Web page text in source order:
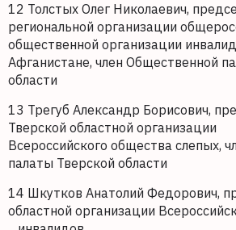
12 Толстых Олег Николаевич,
региональной организации
общественной организации
Афганистане, член Общественной
области
13 Трегуб Александр Борисович,
Тверской областной организации
Всероссийского общества слепых,
палаты Тверской области
14 Шкутков Анатолий Федорович,
областной организации